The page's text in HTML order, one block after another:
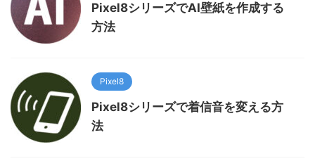
Pixel8シリーズでAI壁紙を作成する
方法
Pixel8
Pixel8シリーズで着信音を変える方
法